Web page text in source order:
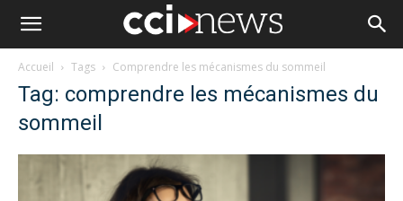
Accueil Tags Comprendre les mécanismes du sommeil
Tag: comprendre les mécanismes du
sommeil